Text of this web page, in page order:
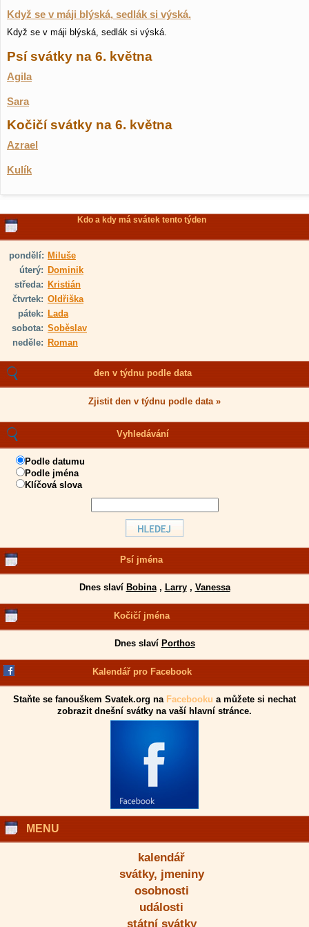
Když se v máji blýská, sedlák si výská.
Když se v máji blýská, sedlák si výská.
Psí svátky na 6. května
Agila
Sara
Kočičí svátky na 6. května
Azrael
Kulík
Kdo a kdy má svátek tento týden
pondělí: Miluše
úterý: Dominik
středa: Kristián
čtvrtek: Oldřiška
pátek: Lada
sobota: Soběslav
neděle: Roman
den v týdnu podle data
Zjistit den v týdnu podle data »
Vyhledávání
Podle datumu
Podle jména
Klíčová slova
Psí jména
Dnes slaví Bobina, Larry, Vanessa
Kočičí jména
Dnes slaví Porthos
Kalendář pro Facebook
Staňte se fanouškem Svatek.org na Facebooku a můžete si nechat
zobrazit dnešní svátky na vaší hlavní stránce.
MENU
kalendář
svátky, jmeniny
osobnosti
události
státní svátky